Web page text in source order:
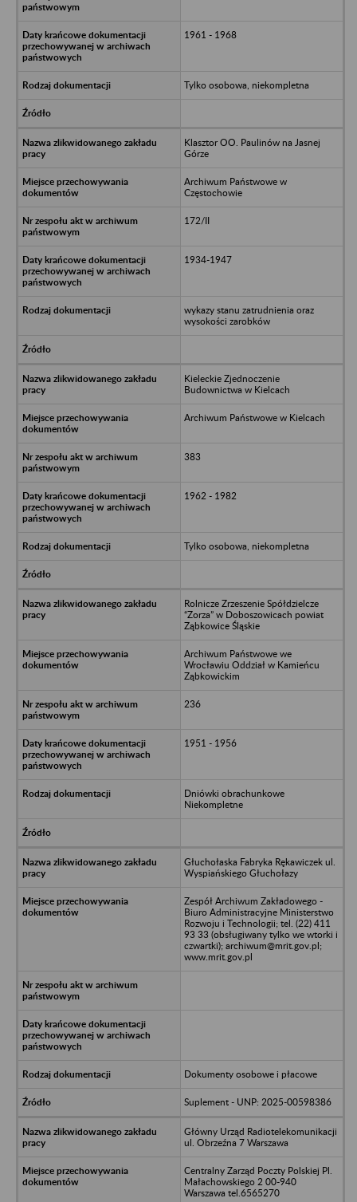
1961 - 1968
Tylko osobowa, niekompletna
Klasztor OO. Paulinów na Jasnej
Górze
Archiwum Państwowe w
Częstochowie
172/II
1934-1947
wykazy stanu zatrudnienia oraz
wysokości zarobków
Kieleckie Zjednoczenie
Budownictwa w Kielcach
Archiwum Państwowe w Kielcach
383
1962 - 1982
Tylko osobowa, niekompletna
Rolnicze Zrzeszenie Spółdzielcze
“Zorza” w Doboszowicach powiat
Ząbkowice Śląskie
Archiwum Państwowe we
Wrocławiu Oddział w Kamieńcu
Ząbkowickim
236
1951 - 1956
Dniówki obrachunkowe
Niekompletne
Głuchołaska Fabryka Rękawiczek ul.
Wyspiańskiego Głuchołazy
Zespół Archiwum Zakładowego -
Biuro Administracyjne Ministerstwo
Rozwoju i Technologii; tel. (22) 411
93 33 (obsługiwany tylko we wtorki i
czwartki); archiwum@mrit.gov.pl;
www.mrit.gov.pl
Dokumenty osobowe i płacowe
Suplement - UNP: 2025-00598386
Główny Urząd Radiotelekomunikacji
ul. Obrzeźna 7 Warszawa
Centralny Zarząd Poczty Polskiej Pl.
Małachowskiego 2 00-940
Warszawa tel.6565270